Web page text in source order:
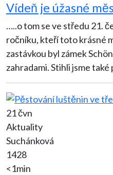
Vídeň je úžasné
…..o tom se ve středu 21.
ročníku, kteří toto krásné
zastávkou byl zámek
zahradami. Stihli jsme
21 čvn
Aktuality
Suchánková
1428
<1min